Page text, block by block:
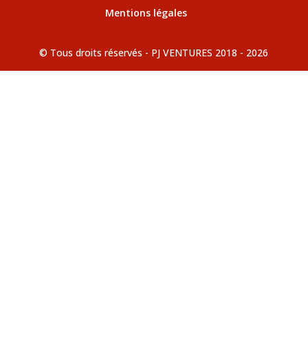
Mentions légales
© Tous droits réservés - PJ VENTURES 2018 - 2026